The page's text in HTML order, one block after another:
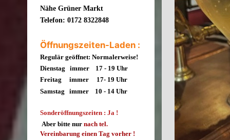
Nähe Grüner Markt
Telefon: 0172 8322848
Öffnungszeiten-Laden :
Regulär geöffnet: Normalerweise!
Dienstag immer 17 - 19 Uhr
Freitag immer 17- 19 Uhr
Samstag immer 10 - 14 Uhr
Sonderöffnungszeiten : Ja !
Aber bitte nur nach tel.
Vereinbarung einen Tag vorher !